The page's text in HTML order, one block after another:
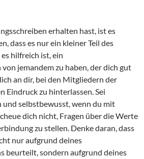
erhalten hast, ist es
dass es nur ein kleiner Teil des
hilfreich ist, ein
jemandem zu haben, der dich gut
an dir, bei den Mitgliedern der
Eindruck zu hinterlassen. Sei
selbstbewusst, wenn du mit
dich nicht, Fragen über die Werte
zu stellen. Denke daran, dass
nur aufgrund deines
beurteilt, sondern aufgrund deines